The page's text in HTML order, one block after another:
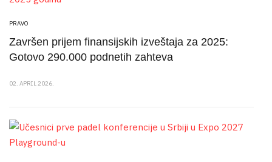
PRAVO
Završen prijem finansijskih izveštaja za 2025:
Gotovo 290.000 podnetih zahteva
02. APRIL 2026.